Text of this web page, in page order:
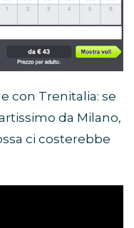
con Trenitalia: se
da Milano,
ci costerebbe